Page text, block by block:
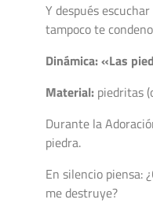
Y después
tampoco te
Dinámica: «Las
Material: piedritas
Durante la
piedra.
En silencio piensa:
me destruye?